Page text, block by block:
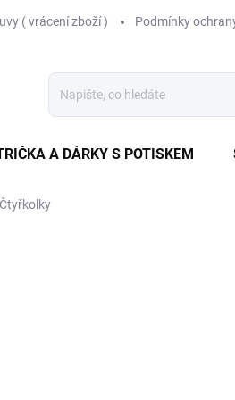
( vrácení zboží ) Podmínky
A DÁRKY S POTISKEM